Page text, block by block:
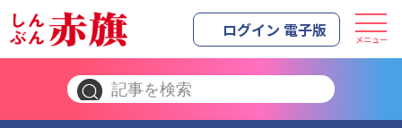
ログイン 電子版 メニュー